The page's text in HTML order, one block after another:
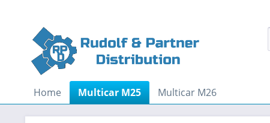
Home Multicar M25 Multicar M26